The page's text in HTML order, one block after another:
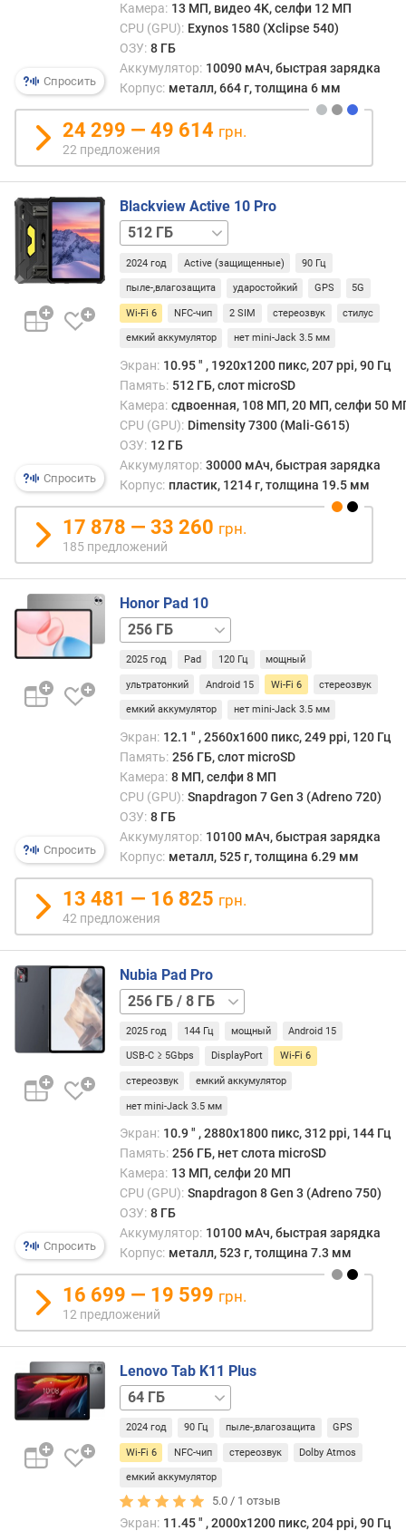
0
0
p
o
i
n
t
s
)
е
к
о
р
е
и
(
м
А
)
в
с
р
е
ш
е
с
)
и
ц
д
д
е
р
к
а
Спросить
Камера: 13 МП, видео 4K, селфи 12 МП
CPU (GPU): Exynos 1580 (Xclipse 540)
ОЗУ: 8 ГБ
Аккумулятор: 10090 мАч, быстрая зарядка
Корпус: металл, 664 г, толщина 6 мм
24 299 — 49 614 грн.
22 предложения
Спросить
Blackview Active 10 Pro
256 ГБ
2024 год Active (защищенные) 90 Гц
пыле-,влагозащита ударостойкий GPS 5G
Wi-Fi 6 NFC-чип 2 SIM стереозвук стилус
емкий аккумулятор нет mini-Jack 3.5 мм
Экран: 10.95 ″ , 1920x1200 пикс, 207 ppi, 90 Гц
Память: 512 ГБ, слот microSD
Камера: сдвоенная, 108 МП, 20 МП, селфи 50
CPU (GPU): Dimensity 7300 (Mali-G615)
ОЗУ: 12 ГБ
Аккумулятор: 30000 мАч, быстрая зарядка
Корпус: пластик, 1214 г, толщина 19.5 мм
17 878 — 33 260 грн.
185 предложений
Спросить
Honor Pad 10
256 ГБ
/
LTE
2025 год Pad 120 Гц мощный
ультратонкий Android 15 Wi-Fi 6 стереозвук
емкий аккумулятор нет mini-Jack 3.5 мм
Экран: 12.1 ″ , 2560x1600 пикс, 249 ppi, 120 Гц
Память: 256 ГБ, слот microSD
Камера: 8 МП, селфи 8 МП
CPU (GPU): Snapdragon 7 Gen 3 (Adreno 720)
ОЗУ: 8 ГБ
Аккумулятор: 10100 мАч, быстрая зарядка
Корпус: металл, 525 г, толщина 6.29 мм
13 481 — 16 825 грн.
42 предложения
Спросить
Nubia Pad Pro
256 ГБ
/
12
ГБ512 ГБ
2025 год 144 Гц мощный Android 15
USB-C ≥ 5Gbps DisplayPort Wi-Fi 6
стереозвук емкий аккумулятор
нет mini-Jack 3.5 мм
Экран: 10.9 ″ , 2880x1800 пикс, 312 ppi, 144 Гц
Память: 256 ГБ, нет слота microSD
Камера: 13 МП, селфи 20 МП
CPU (GPU): Snapdragon 8 Gen 3 (Adreno 750)
ОЗУ: 8 ГБ
Аккумулятор: 10100 мАч, быстрая зарядка
Корпус: металл, 523 г, толщина 7.3 мм
16 699 — 19 599 грн.
12 предложений
Lenovo Tab K11 Plus
128 ГБ
128 ГБ
LTE
256 ГБ
LTE
2024 год 90 Гц пыле-,влагозащита GPS
Wi-Fi 6 NFC-чип стереозвук Dolby Atmos
емкий аккумулятор
5.0 / 1 отзыв
Экран: 11.45 ″ , 2000х1200 пикс, 204 ppi, 90 Гц